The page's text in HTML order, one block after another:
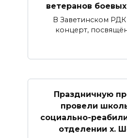
ветеранов
В Заветинском РДК
концерт,
Праздничную
провели
социально-
отделении х.